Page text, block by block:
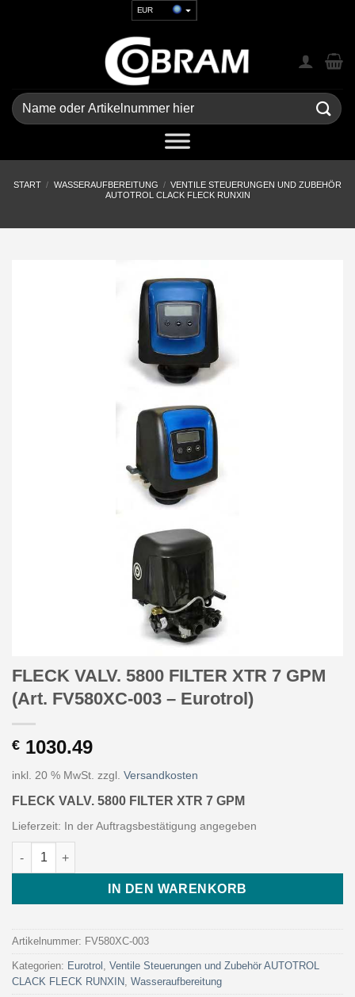
EUR
GBP
CHF
UAH
Suchen
nach:
START / WASSERAUFBEREITUNG / VENTILE STEUERUNGEN UND ZUBEHÖR
AUTOTROL CLACK FLECK RUNXIN
FLECK VALV. 5800 FILTER XTR 7 GPM
(Art. FV580XC-003 – Eurotrol)
€ 1030.49
inkl. 20 % MwSt. zzgl. Versandkosten
FLECK VALV. 5800 FILTER XTR 7 GPM
Lieferzeit: In der Auftragsbestätigung angegeben
FLECK VALV. 5800 FILTER XTR 7 GPM (Art. FV580XC-003 -
IN DEN WARENKORB
Artikelnummer: FV580XC-003
Kategorien: Eurotrol , Ventile Steuerungen und Zubehör AUTOTROL
CLACK FLECK RUNXIN, Wasseraufbereitung